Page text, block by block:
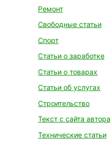
Ремонт
Свободные статьи
Спорт
Статьи о заработке
Статьи о товарах
Статьи об услугах
Строительство
Текст с сайта автора
Технические статьи